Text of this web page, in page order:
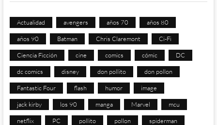
Actualidad avengers años 70 años 80
años 90 Batman Chris Claremont Ci-Fi
Ciencia Ficción cine comics cómic DC
dc comics disney don pollito don pollon
Fantastic Four flash humor image
jack kirby los 90 manga Marvel mcu
netflix PC pollito pollon spiderman